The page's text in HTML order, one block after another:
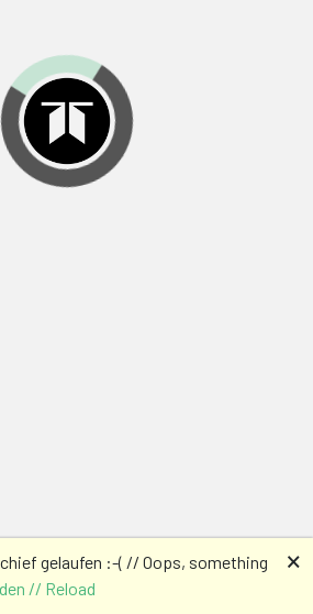
gelaufen :-( // Oops, something
// Reload
🗙